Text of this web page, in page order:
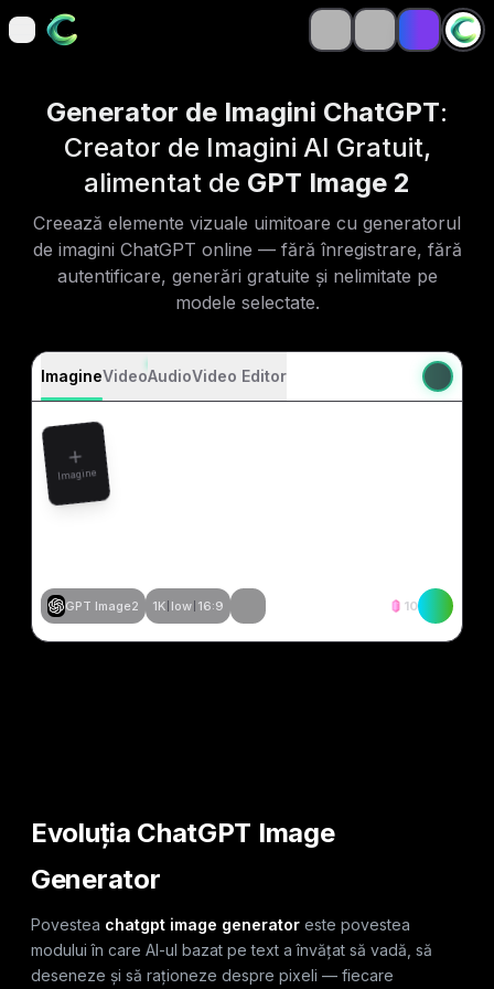
open navigation menu
open navigation menu
Generator de Imagini ChatGPT:
Creator de Imagini AI Gratuit,
alimentat de GPT Image 2
Creează elemente vizuale uimitoare cu generatorul
de imagini ChatGPT online — fără înregistrare, fără
autentificare, generări gratuite și nelimitate pe
modele selectate.
ImagineVideoAudioVideo Editor
Imagine
GPT Image2 1K low 16:9 10
Evoluția ChatGPT Image
Generator
Povestea chatgpt image generator este povestea
modului în care AI-ul bazat pe text a învățat să vadă, să
deseneze și să raționeze despre pixeli — fiecare